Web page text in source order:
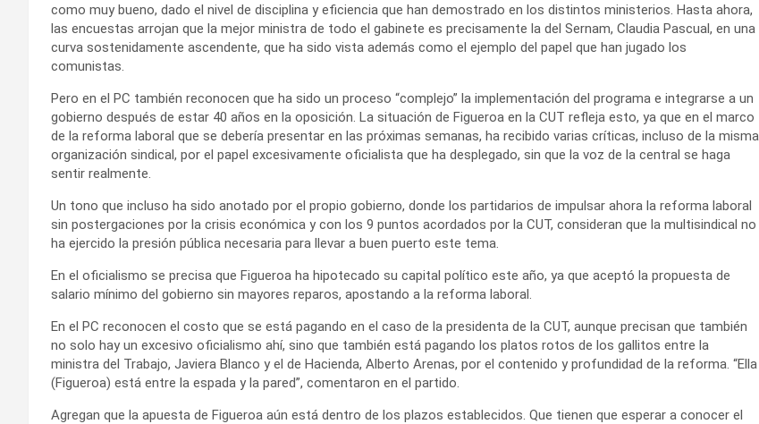
como muy bueno, dado el nivel de disciplina y eficiencia que han demostrado en los distintos ministerios. Hasta ahora,
las encuestas arrojan que la mejor ministra de todo el gabinete es precisamente la del Sernam, Claudia Pascual, en una
curva sostenidamente ascendente, que ha sido vista además como el ejemplo del papel que han jugado los
comunistas.
Pero en el PC también reconocen que ha sido un proceso “complejo” la implementación del programa e integrarse a un
gobierno después de estar 40 años en la oposición. La situación de Figueroa en la CUT refleja esto, ya que en el marco
de la reforma laboral que se debería presentar en las próximas semanas, ha recibido varias críticas, incluso de la misma
organización sindical, por el papel excesivamente oficialista que ha desplegado, sin que la voz de la central se haga
sentir realmente.
Un tono que incluso ha sido anotado por el propio gobierno, donde los partidarios de impulsar ahora la reforma laboral
sin postergaciones por la crisis económica y con los 9 puntos acordados por la CUT, consideran que la multisindical no
ha ejercido la presión pública necesaria para llevar a buen puerto este tema.
En el oficialismo se precisa que Figueroa ha hipotecado su capital político este año, ya que aceptó la propuesta de
salario mínimo del gobierno sin mayores reparos, apostando a la reforma laboral.
En el PC reconocen el costo que se está pagando en el caso de la presidenta de la CUT, aunque precisan que también
no solo hay un excesivo oficialismo ahí, sino que también está pagando los platos rotos de los gallitos entre la
ministra del Trabajo, Javiera Blanco y el de Hacienda, Alberto Arenas, por el contenido y profundidad de la reforma. “Ella
(Figueroa) está entre la espada y la pared”, comentaron en el partido.
Agregan que la apuesta de Figueroa aún está dentro de los plazos establecidos. Que tienen que esperar a conocer el